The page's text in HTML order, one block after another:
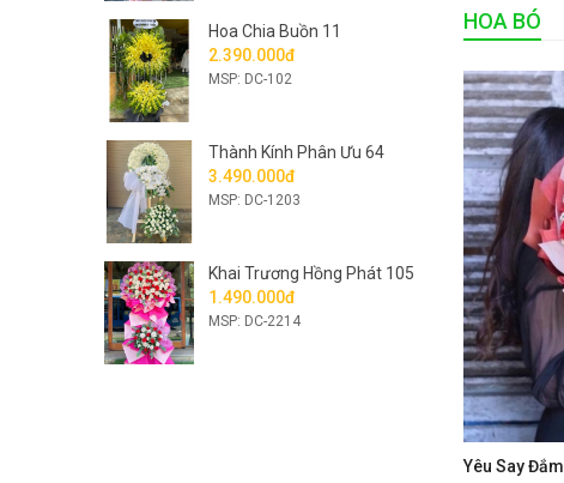
HOA BÓ
Yêu Say Đắm
Hoa Chia Buồn 11
2.390.000đ
MSP: DC-102
Thành Kính Phân Ưu 64
3.490.000đ
MSP: DC-1203
Khai Trương Hồng Phát 105
1.490.000đ
MSP: DC-2214